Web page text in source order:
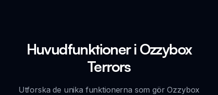
Huvudfunktioner i Ozzybox
Terrors
Utforska de unika funktionerna som gör Ozzybox